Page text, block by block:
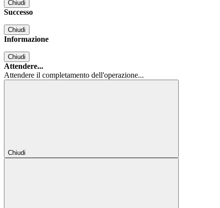
Chiudi
Successo
Chiudi
Informazione
Chiudi
Attendere...
Attendere il completamento dell'operazione...
Chiudi